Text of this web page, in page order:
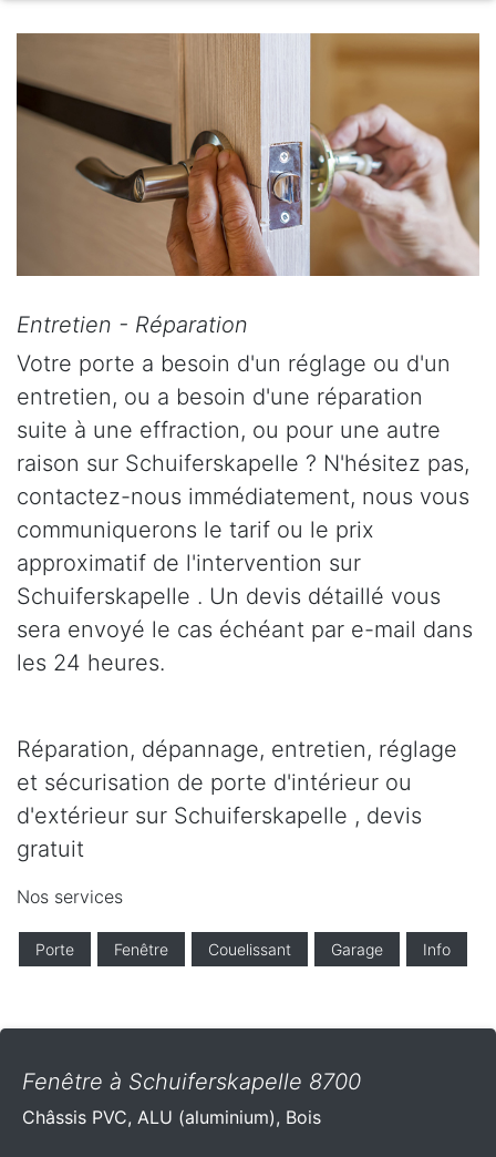
Entretien - Réparation
Votre porte a besoin d'un réglage ou d'un
entretien, ou a besoin d'une réparation
suite à une effraction, ou pour une autre
raison sur Schuiferskapelle ? N'hésitez pas,
contactez-nous immédiatement, nous vous
communiquerons le tarif ou le prix
approximatif de l'intervention sur
Schuiferskapelle . Un devis détaillé vous
sera envoyé le cas échéant par e-mail dans
les 24 heures.
Réparation, dépannage, entretien, réglage
et sécurisation de porte d'intérieur ou
d'extérieur sur Schuiferskapelle , devis
gratuit
Nos services
Porte Fenêtre Couelissant Garage Info
Fenêtre à Schuiferskapelle 8700
Châssis PVC, ALU (aluminium), Bois